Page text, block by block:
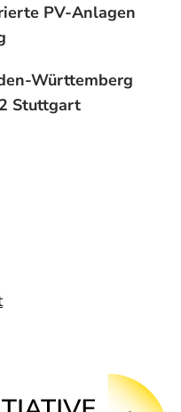
PV-Anlagen
Württemberg
Stuttgart